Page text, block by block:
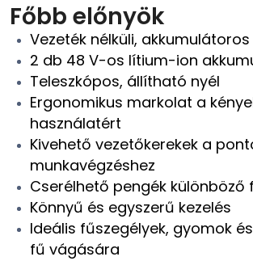
Főbb előnyök
Vezeték nélküli,
2 db 48 V-os lítium-ion
Teleszkópos, állítható nyél
Ergonomikus markolat a
használatért
Kivehető vezetőkerekek a
munkavégzéshez
Cserélhető pengék különböző
Könnyű és egyszerű kezelés
Ideális fűszegélyek, gyomok
fű vágására